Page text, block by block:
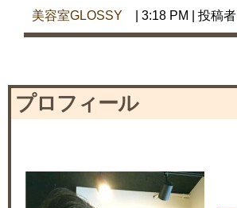
美容室GLOSSY | 3:18 PM | 投稿者
プロフィール